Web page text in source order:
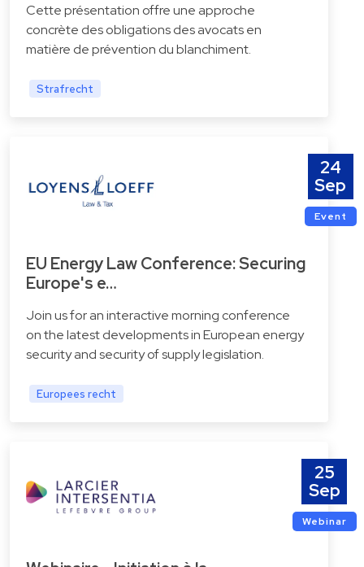
Cette présentation offre une approche
concrète des obligations des avocats en
matière de prévention du blanchiment.
Strafrecht
24
Sep
Event
EU Energy Law Conference: Securing
Europe's e…
Join us for an interactive morning conference
on the latest developments in European energy
security and security of supply legislation.
Europees recht
25
Sep
Webinar